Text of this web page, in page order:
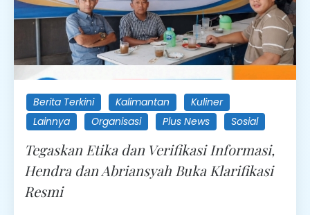
Berita Terkini Kalimantan
Kuliner
Lainnya
Organisasi Plus News Sosial
Tegaskan Etika dan Verifikasi Informasi,
Hendra dan Abriansyah Buka Klarifikasi
Resmi